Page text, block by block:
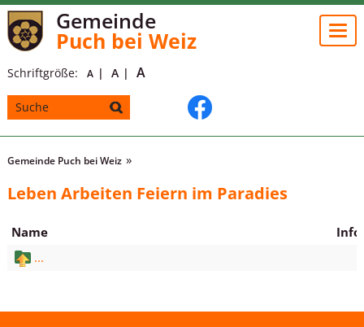
Gemeinde
Puch bei Weiz
Schriftgröße: A A A
Gemeinde Puch bei Weiz
Leben Arbeiten Feiern im Paradies
Name
Info
...